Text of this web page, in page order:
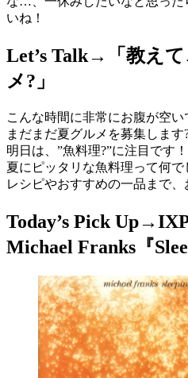
いね！
Let’s Talk→「教え
メ?」
こんな時間に非常にお腹が空
まだまだ夏グルメを募集します
明日は、”魚料理?”に注目です！
夏にピッタリな魚料理って何で
レシピやおすすめの一品まで、
Today’s Pick
Michael Franks『